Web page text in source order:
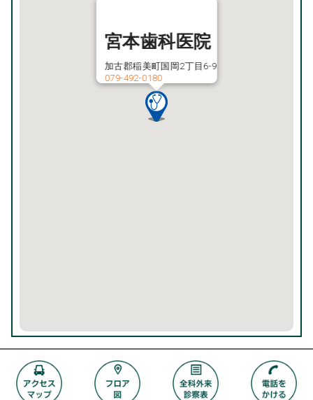
宮本歯科医院
加古郡稲美町国岡2丁目6-9
079-492-0180